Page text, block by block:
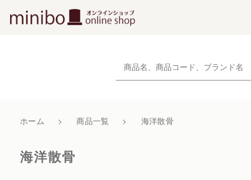
ホーム 商品一覧 海洋散骨
海洋散骨
NEW